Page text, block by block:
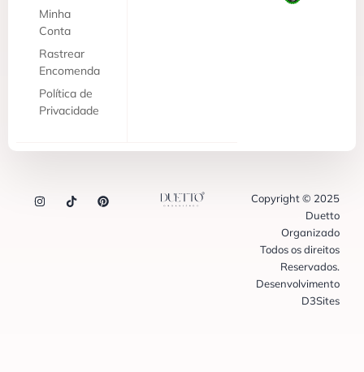
Minha
Conta
Rastrear
Encomenda
Política de
Privacidade
Copyright © 2025
Duetto
Organizado
Todos os direitos
Reservados.
Desenvolvimento
D3Sites